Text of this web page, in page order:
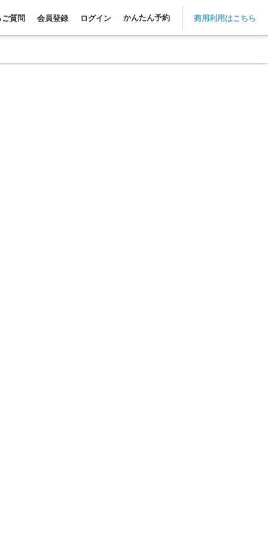
ご質問 会員登録 ログイン かんたん予約 商用利用はこちら